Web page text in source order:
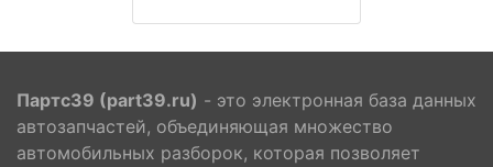
Партс39 (part39.ru) - это электронная база данных
автозапчастей, объединяющая множество
автомобильных разборок, которая позволяет